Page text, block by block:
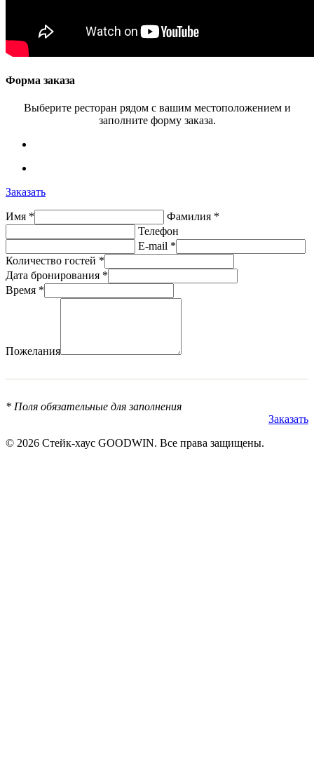
Форма заказа
Выберите ресторан рядом с вашим местоположением и
заполните форму заказа.
Заказать
Имя *
Фамилия *
Телефон
E-mail *
Количество гостей *
Дата бронирования *
Время *
Пожелания
* Поля обязательные для заполнения
Заказать
© 2026 Стейк-хаус GOODWIN. Все права защищены.